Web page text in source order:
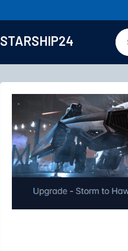
STARSHIP24